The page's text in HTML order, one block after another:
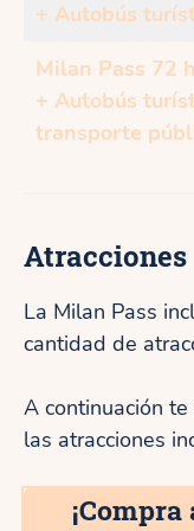
+ Autobús
Milan Pass 72
+ Autobús
transporte
Atracciones
La Milan Pass
cantidad de
A continuación
las atracciones